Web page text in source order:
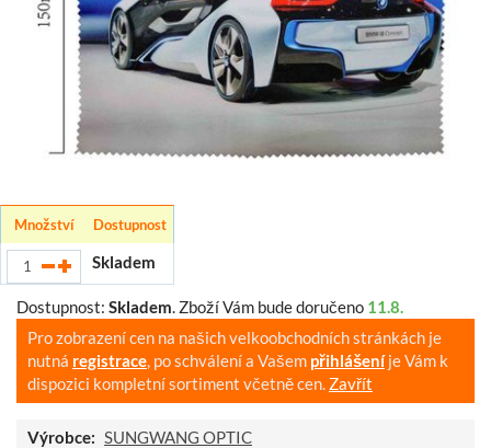
Množství Dostupnost
Skladem
Dostupnost: Skladem. Zboží Vám bude doručeno 11.8.
Pro zobrazení cen na našich velkoobchodních stránkách je
nutná registrace, po schválení a Vašem přihlášeníje Vám k
dispozici kompletní sortiment včetně cen. Zavřít
Výrobce: SUNGWANG OPTIC